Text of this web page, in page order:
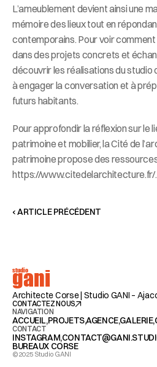
L’ameublement devient ainsi une
mémoire des lieux tout en
contemporains. Pour voir
dans des projets concrets et
découvrir les réalisations du studio
à engager la conversation et à
futurs habitants.
Pour approfondir la réflexion sur le
patrimoine et mobilier, la Cité de
patrimoine propose des
https://www.citedelarchitecture.fr/.
‹ ARTICLE PRÉCÉDENT
studio
gani
Architecte Corse | Studio GANI –
CONTACTEZ NOUS
NAVIGATION
ACCUEIL,PROJETS,AGENCE,GALERIE,
CONTACT
INSTAGRAM,
BUREAUX CORSE
©2025 Studio GANI